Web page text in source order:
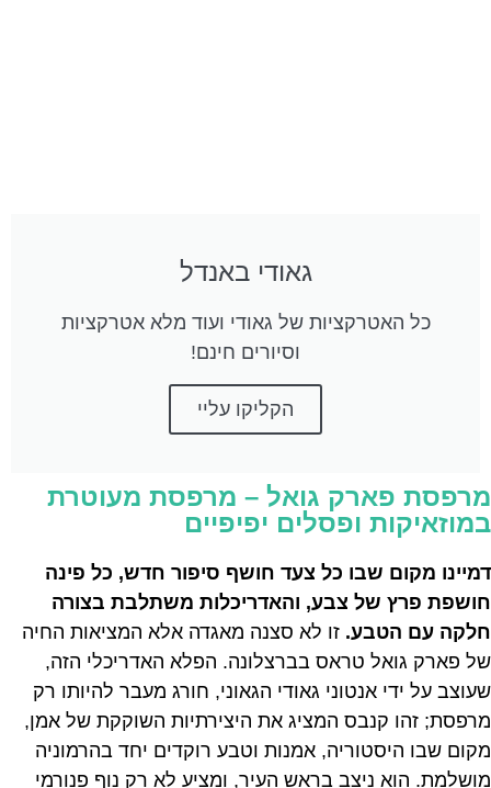
גאודי באנדל
כל האטרקציות של גאודי ועוד מלא אטרקציות
וסיורים חינם!
הקליקו עליי
מרפסת פארק גואל – מרפסת מעוטרת
במוזאיקות ופסלים יפיפיים
דמיינו מקום שבו כל צעד חושף סיפור חדש, כל פינה
חושפת פרץ של צבע, והאדריכלות משתלבת בצורה
חלקה עם הטבע. זו לא סצנה מאגדה אלא המציאות החיה
של פארק גואל טראס בברצלונה. הפלא האדריכלי הזה,
שעוצב על ידי אנטוני גאודי הגאוני, חורג מעבר להיותו רק
מרפסת; זהו קנבס המציג את היצירתיות השוקקת של אמן,
מקום שבו היסטוריה, אמנות וטבע רוקדים יחד בהרמוניה
מושלמת. הוא ניצב בראש העיר, ומציע לא רק נוף פנורמי